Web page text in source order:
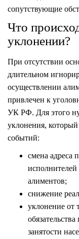
сопутствующие
Что
уклонении?
При отсутствии
длительном
осуществлении
привлечен к
УК РФ. Для этого
уклонения,
событий:
смена адреса
алиментов;
снижение
уклонение от
занятости